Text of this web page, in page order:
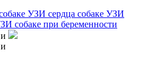
УЗИ сердца собаке УЗИ
собаке при беременности